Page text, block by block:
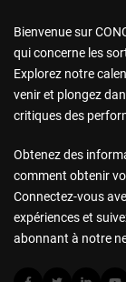
Bienvenue sur
qui concerne les
Explorez notre
venir et plongez
critiques des
Obtenez des
comment obtenir
Connectez-vous
expériences et
abonnant à notre